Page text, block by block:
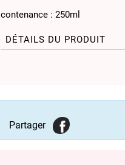
contenance : 250ml
DÉTAILS DU PRODUIT
Partager